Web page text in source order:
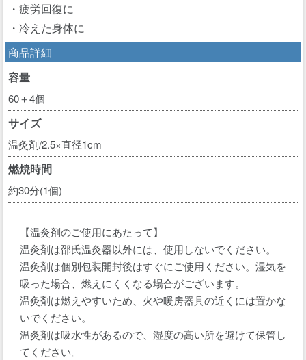
・疲労回復に
・冷えた身体に
商品詳細
容量
60＋4個
サイズ
温灸剤/2.5×直径1cm
燃焼時間
約30分(1個)
【温灸剤のご使用にあたって】
温灸剤は邵氏温灸器以外には、使用しないでください。
温灸剤は個別包装開封後はすぐにご使用ください。湿気を
吸った場合、燃えにくくなる場合がございます。
温灸剤は燃えやすいため、火や暖房器具の近くには置かな
いでください。
温灸剤は吸水性があるので、湿度の高い所を避けて保管し
てください。